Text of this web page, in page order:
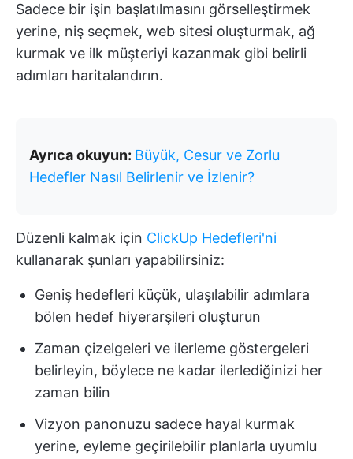
Sadece bir işin başlatılmasını görselleştirmek
yerine, niş seçmek, web sitesi oluşturmak, ağ
kurmak ve ilk müşteriyi kazanmak gibi belirli
adımları haritalandırın.
Ayrıca okuyun: Büyük, Cesur ve Zorlu
Hedefler Nasıl Belirlenir ve İzlenir?
Düzenli kalmak için ClickUp Hedefleri'ni
kullanarak şunları yapabilirsiniz:
Geniş hedefleri küçük, ulaşılabilir adımlara
bölen hedef hiyerarşileri oluşturun
Zaman çizelgeleri ve ilerleme göstergeleri
belirleyin, böylece ne kadar ilerlediğinizi her
zaman bilin
Vizyon panonuzu sadece hayal kurmak
yerine, eyleme geçirilebilir planlarla uyumlu